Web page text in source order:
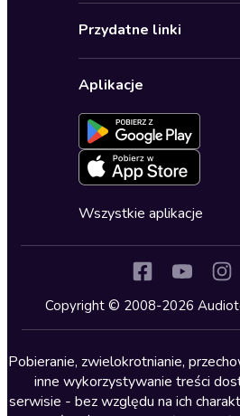
Biznes, marketing, ekonomia
Dla młodzieży
Kryminały
Lektury szkolne
Literatura anglojęzyczna
Literatura faktu
Ustawienia prywatności
Formularz zgłaszania
Deklaracja dostępności
Karnety
Oferta dla firm i bibliotek
Przydatne linki
Dołącz do newslettera
Blog
Zapowiedzi
Cykle audiobooków
Aplikacje
Wszystkie aplikacje
Copyright © 2008-2026
Pobieranie, zwielokrotnianie,
inne wykorzystywanie treści
serwisie - bez względu na ich